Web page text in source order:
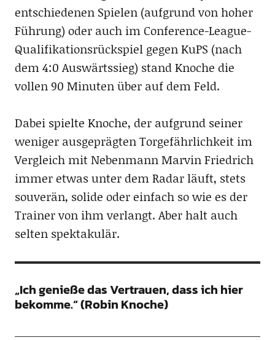
entschiedenen Spielen (aufgrund von hoher
Führung) oder auch im Conference-League-
Qualifikationsrückspiel gegen KuPS (nach
dem 4:0 Auswärtssieg) stand Knoche die
vollen 90 Minuten über auf dem Feld.
Dabei spielte Knoche, der aufgrund seiner
weniger ausgeprägten Torgefährlichkeit im
Vergleich mit Nebenmann Marvin Friedrich
immer etwas unter dem Radar läuft, stets
souverän, solide oder einfach so wie es der
Trainer von ihm verlangt. Aber halt auch
selten spektakulär.
„Ich genieße das Vertrauen, dass ich hier
bekomme.“ (Robin Knoche)